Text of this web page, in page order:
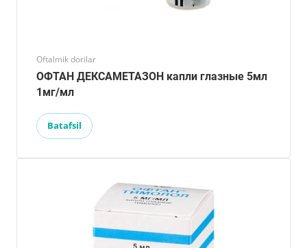
Oftalmik dorilar
ОФТАН ДЕКСАМЕТАЗОН капли глазные 5мл
1мг/мл
Batafsil